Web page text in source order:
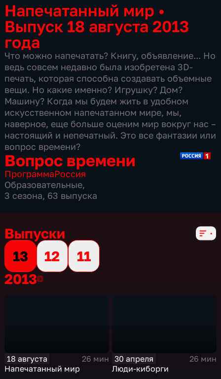
Напечатанный мир •
Выпуск 18 августа 2013
года
Что можно напечатать? Книгу, объявление... Но
ведь совсем недавно была изобретена 3D-
печать, которая способна создавать объемные
вещи. Но какие именно? Игрушку? Дом?
Машину? Когда мы будем жить в удобном
искусственном напечатанном мире, мы,
наверное, еще больше оценим мир вокруг нас –
настоящий и непечатный. Это все фантазии или
вопрос времени?
Вопрос времени
ПрограммаРоссия
Образовательные,
3 сезона, 63 выпуска
Выпуски
13
12
11
20132013
18 августа
26 мин
Напечатанный мир
30 апреля
26 мин
Люди-киборги